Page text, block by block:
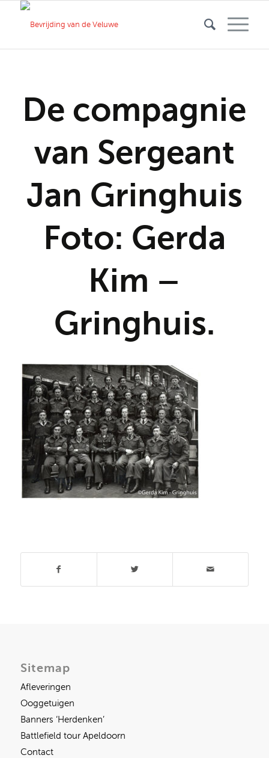
De compagnie
van Sergeant
Jan Gringhuis
Foto: Gerda
Kim –
Gringhuis.
Sitemap
Afleveringen
Ooggetuigen
Banners ‘Herdenken’
Battlefield tour Apeldoorn
Contact